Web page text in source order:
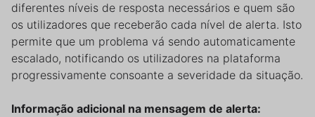
diferentes níveis de resposta necessários e quem são
os utilizadores que receberão cada nível de alerta. Isto
permite que um problema vá sendo automaticamente
escalado, notificando os utilizadores na plataforma
progressivamente consoante a severidade da situação.
Informação adicional na mensagem de alerta: